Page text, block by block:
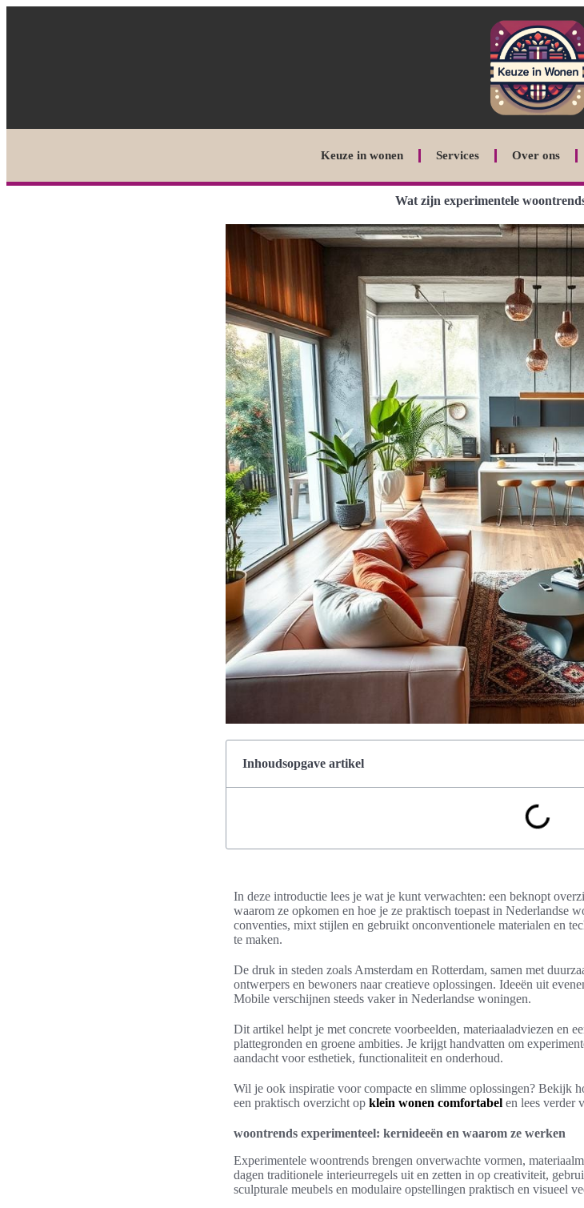
Keuze in wonen Services Over ons
Wat zijn experimentele
Inhoudsopgave artikel
In deze introductie lees je wat je kunt verwachten: een beknopt
waarom ze opkomen en hoe je ze praktisch toepast in Nederlandse
conventies, mixt stijlen en gebruikt onconventionele materialen en
te maken.
De druk in steden zoals Amsterdam en Rotterdam, samen met
ontwerpers en bewoners naar creatieve oplossingen. Ideeën uit
Mobile verschijnen steeds vaker in Nederlandse woningen.
Dit artikel helpt je met concrete voorbeelden, materiaaladviezen en
plattegronden en groene ambities. Je krijgt handvatten om
aandacht voor esthetiek, functionaliteit en onderhoud.
Wil je ook inspiratie voor compacte en slimme oplossingen? Bekijk
een praktisch overzicht op klein wonen comfortabel en lees verder
woontrends experimenteel: kernideeën en waarom ze werken
Experimentele woontrends brengen onverwachte vormen,
dagen traditionele interieurregels uit en zetten in op creativiteit,
sculpturale meubels en modulaire opstellingen praktisch en visueel